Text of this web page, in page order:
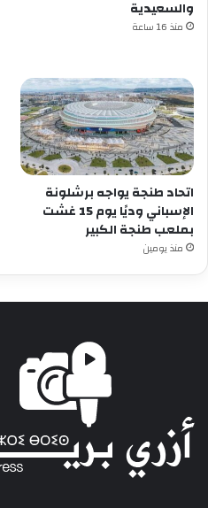
والسعيدية
منذ 16 ساعة
اتحاد طنجة يواجه برشلونة
الإسباني وديًا يوم 15 غشت
بملعب طنجة الكبير
منذ يومين